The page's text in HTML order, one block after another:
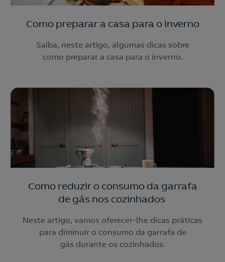
Como preparar a casa para o inverno
Saiba, neste artigo, algumas dicas sobre
como preparar a casa para o inverno.
Como reduzir o consumo da garrafa
de gás nos cozinhados
Neste artigo, vamos oferecer-lhe dicas práticas
para diminuir o consumo da garrafa de
gás durante os cozinhados.